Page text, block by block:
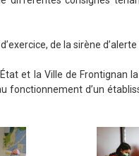
de la sirène d’alerte
et la Ville de Frontignan
fonctionnement d’un